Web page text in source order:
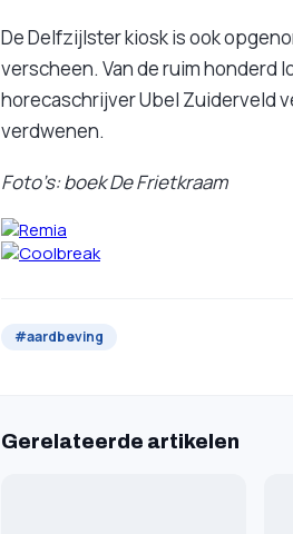
De Delfzijlster kiosk is ook
verscheen. Van de ruim honderd
horecaschrijver Ubel Zuiderveld
verdwenen.
Foto’s: boek De Frietkraam
#aardbeving
Gerelateerde artikelen